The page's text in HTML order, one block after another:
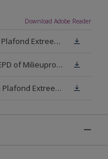
Download Adobe Reader
Technisch Informatieblad Alpha Plafond Extreem Mat (PDF)
Sikkens Exterior Wall Paints B - EPD of Milieuproductverklaring
Veiligheidsinformatieblad Alpha Plafond Extreem Mat White W05 (MSDS)